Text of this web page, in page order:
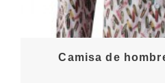
Camisa de